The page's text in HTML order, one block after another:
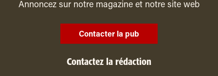
Annoncez sur notre magazine et notre site web
Contacter la pub
Contactez la rédaction